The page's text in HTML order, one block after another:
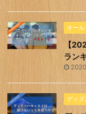
オー
【
ラン
ディズ